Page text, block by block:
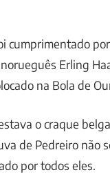
cumprimentado
Erling
na Bola de
o craque
de Pedreiro não
por todos eles.